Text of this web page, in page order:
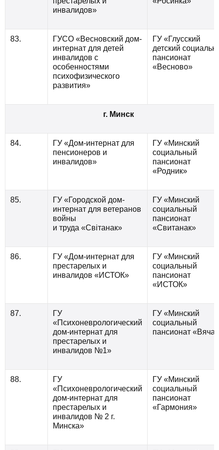
инвалидов»
83.
ГУСО «Весновский дом-
интернат для детей
инвалидов с
особенностями
психофизического
развития»
ГУ «Глусский
детский
пансионат
«Весново»
г. Минск
84.
ГУ «Дом-интернат для
пенсионеров и
инвалидов»
ГУ «Минский
социальный
пансионат
«Родник»
85.
ГУ «Городской дом-
интернат для ветеранов
войны
и труда «Свiтанак»
ГУ «Минский
социальный
пансионат
«Свитанак»
86.
ГУ «Дом-интернат для
престарелых и
инвалидов «ИСТОК»
ГУ «Минский
социальный
пансионат
«ИСТОК»
87.
ГУ
«Психоневрологический
дом-интернат для
престарелых и
инвалидов №1»
ГУ «Минский
социальный
пансионат «Вяча
88.
ГУ
«Психоневрологический
дом-интернат для
престарелых и
инвалидов № 2 г.
Минска»
ГУ «Минский
социальный
пансионат
«Гармония»